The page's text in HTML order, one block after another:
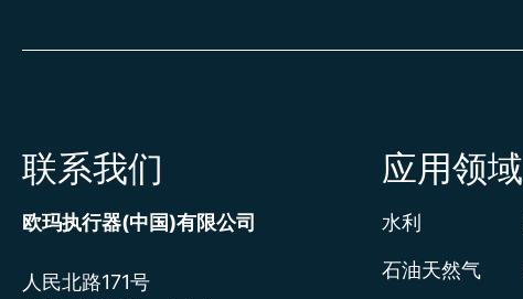
联系我们
欧玛执行器(中国)有限公司
人民北路171号
应用领域
水利
石油天然气